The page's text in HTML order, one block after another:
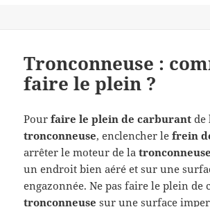
Tronconneuse :
faire le plein ?
Pourfaire le plein de carburant de
tronconneuse, enclencher le frein
arrêter le moteur de latronconneuse
un endroit bien aéré et sur une
engazonnée. Ne pas faire le plein de
tronconneusesur une surface